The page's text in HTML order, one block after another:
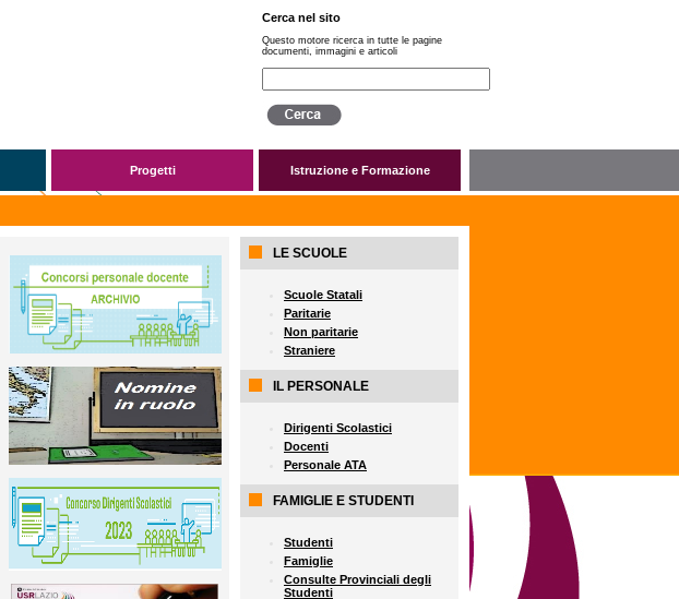
Cerca nel sito
Questo motore ricerca in tutte le pagine
documenti, immagini e articoli
Progetti Istruzione e Formazione
LE SCUOLE
Scuole Statali
Paritarie
Non paritarie
Straniere
IL PERSONALE
Dirigenti Scolastici
Docenti
Personale ATA
FAMIGLIE E STUDENTI
Studenti
Famiglie
Consulte Provinciali degli
Studenti